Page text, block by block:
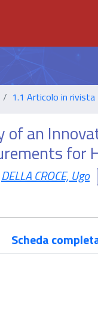
1.1 Articolo in rivista
of an
for
DELLA CROCE, Ugo
Scheda